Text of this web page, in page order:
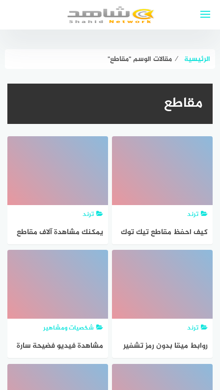
الرئيسية ⁄ مقالات الوسم "مقاطع"
مقاطع
ترند
كيف احفظ مقاطع تيك توك
بدون اسم الحساب
ترند
يمكنك مشاهدة آلاف مقاطع
الفيديو على موقع اليوتيوب
ترند
روابط ميقا بدون رمز تشفير
للايفون مجانا 2024 مقاطع
شخصيات ومشاهير
مشاهدة فيديو فضيحة سارة
اوس الجديدة 2023 كامل